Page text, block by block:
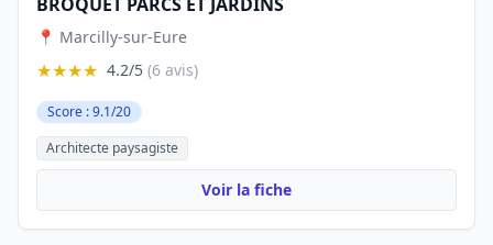
📍 Marcilly-sur-Eure
★★★★ 4.2/5 (6 avis)
Score : 9.1/20
Architecte paysagiste
Voir la fiche